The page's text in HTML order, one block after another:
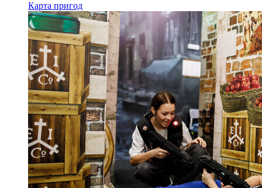
Карта пригод